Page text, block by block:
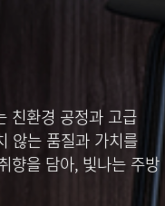
친환경 공정과 고급
않는 품질과 가치를
향을 담아, 빛나는 주방